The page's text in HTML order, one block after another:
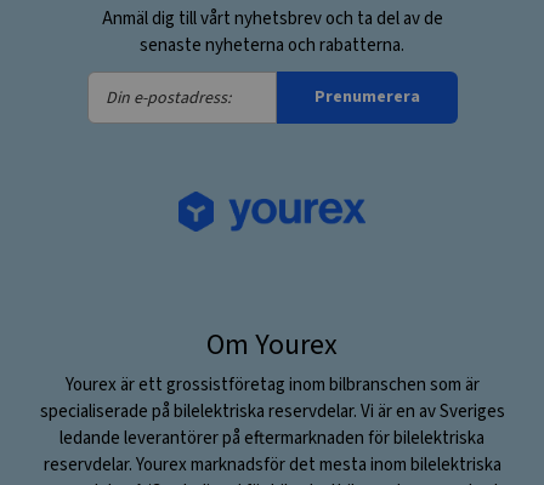
Anmäl dig till vårt nyhetsbrev och ta del av de
senaste nyheterna och rabatterna.
Din
e-
Prenumerera
Om Yourex
Yourex är ett grossistföretag inom bilbranschen som är
specialiserade på bilelektriska reservdelar. Vi är en av Sveriges
ledande leverantörer på eftermarknaden för bilelektriska
reservdelar. Yourex marknadsför det mesta inom bilelektriska